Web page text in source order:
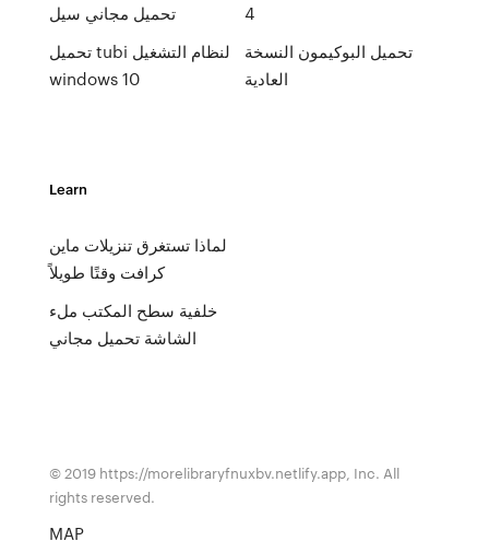
تحميل مجاني سيل
تحميل tubi لنظام التشغيل
windows 10
4
تحميل البوكيمون النسخة
العادية
Learn
لماذا تستغرق تنزيلات ماين
كرافت وقتًا طويلاً
خلفية سطح المكتب ملء
الشاشة تحميل مجاني
© 2019 https://morelibraryfnuxbv.netlify.app, Inc. All
rights reserved.
MAP